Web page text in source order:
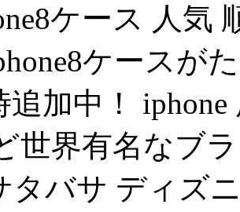
ケース 人気
ケースが
追加中！
世界有名なブ
タバサ ディズ